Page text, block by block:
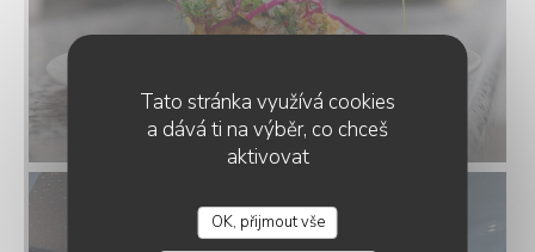
Tato stránka využívá cookies
a dává ti na výběr, co chceš
aktivovat
OK, přijmout vše
LES TROTTOIRS MARSEILLAIS